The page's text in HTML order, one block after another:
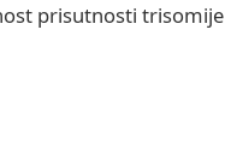
prisutnosti trisomije